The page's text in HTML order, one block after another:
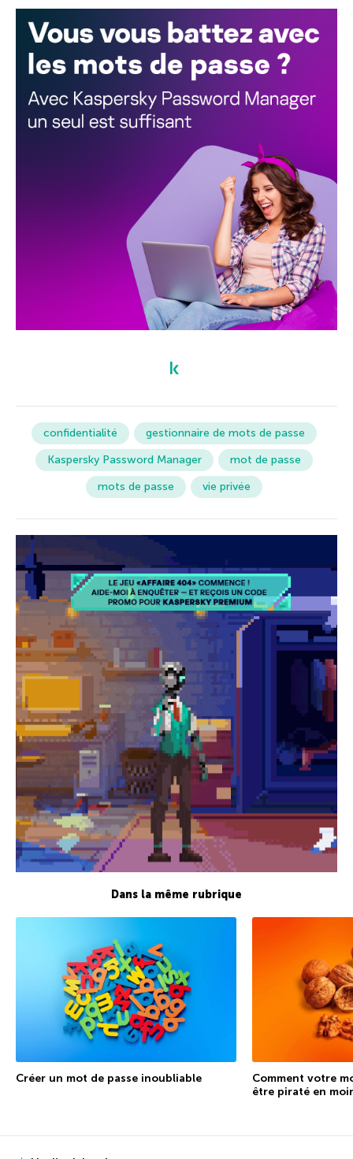
confidentialité
gestionnaire de mots de passe
Kaspersky Password Manager
mot de passe
mots de passe
vie privée
Dans la même rubrique
Créer un mot de passe inoubliable
Comment votre
être piraté en